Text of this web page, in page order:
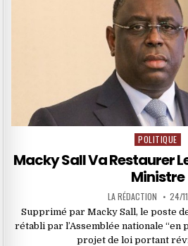
Posted
in
POLITIQUE
Macky Sall Va Restaurer
Ministre
LA RÉDACTION 24/
Supprimé par Macky Sall, le poste
rétabli par l’Assemblée nationale “en
projet de loi portant